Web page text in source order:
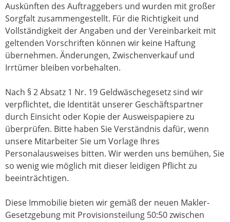
Auskünften des Auftraggebers und wurden mit großer
Sorgfalt zusammengestellt. Für die Richtigkeit und
Vollständigkeit der Angaben und der Vereinbarkeit mit
geltenden Vorschriften können wir keine Haftung
übernehmen. Änderungen, Zwischenverkauf und
Irrtümer bleiben vorbehalten.
Nach § 2 Absatz 1 Nr. 19 Geldwäschegesetz sind wir
verpflichtet, die Identität unserer Geschäftspartner
durch Einsicht oder Kopie der Ausweispapiere zu
überprüfen. Bitte haben Sie Verständnis dafür, wenn
unsere Mitarbeiter Sie um Vorlage Ihres
Personalausweises bitten. Wir werden uns bemühen, Sie
so wenig wie möglich mit dieser leidigen Pflicht zu
beeinträchtigen.
Diese Immobilie bieten wir gemäß der neuen Makler-
Gesetzgebung mit Provisionsteilung 50:50 zwischen